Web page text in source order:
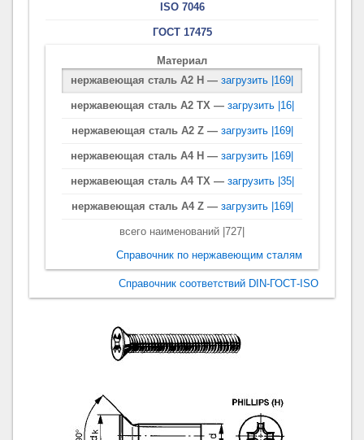
ISO 7046
ГОСТ 17475
Материал
нержавеющая сталь A2 H — загрузить |169|
нержавеющая сталь A2 TX — загрузить |16|
нержавеющая сталь A2 Z — загрузить |169|
нержавеющая сталь A4 H — загрузить |169|
нержавеющая сталь A4 TX — загрузить |35|
нержавеющая сталь A4 Z — загрузить |169|
всего наименований |727|
Справочник по нержавеющим сталям
Справочник соответствий DIN-ГОСТ-ISO